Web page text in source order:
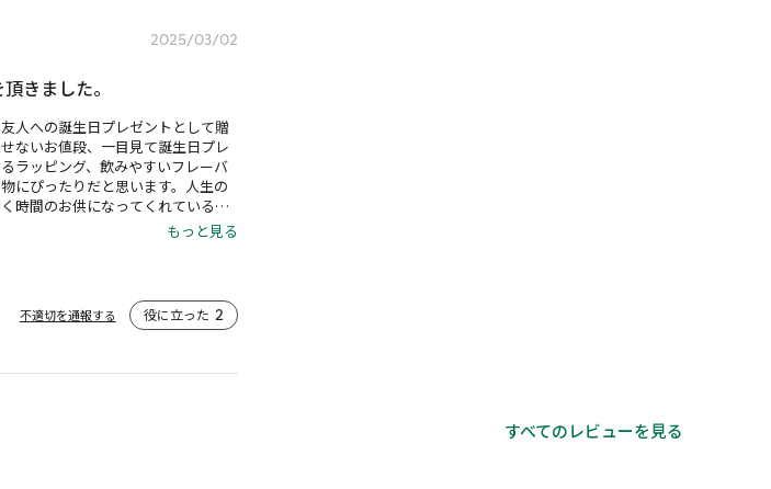
2025/03/02
きました。
人への誕生日プレゼントとして贈
ないお値段、一目見て誕生日プレ
ラッピング、飲みやすいフレーバ
にぴったりだと思います。人生の
時間のお供になってくれているそ
もっと見る
不適切を通報する 役に立った 2
すべてのレビューを見る